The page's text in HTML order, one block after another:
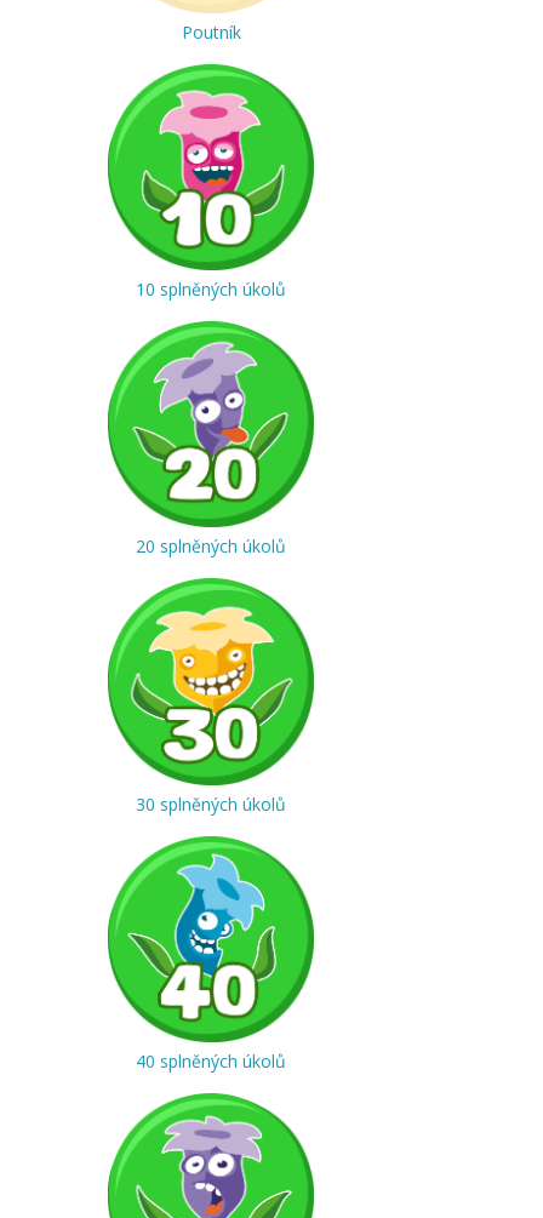
Poutník
10 splněných úkolů
20 splněných úkolů
30 splněných úkolů
40 splněných úkolů